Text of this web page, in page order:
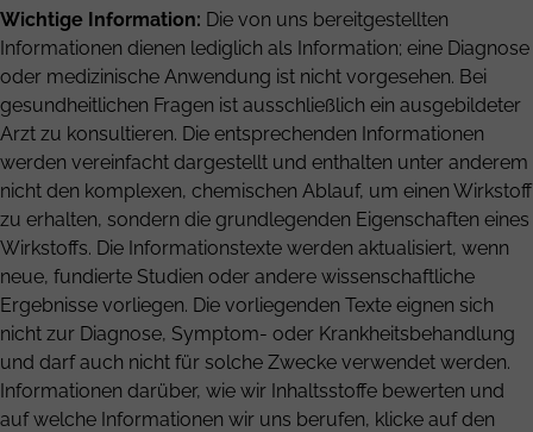
Wichtige Information: Die von uns bereitgestellten
Informationen dienen lediglich als Information; eine Diagnose
oder medizinische Anwendung ist nicht vorgesehen. Bei
gesundheitlichen Fragen ist ausschließlich ein ausgebildeter
Arzt zu konsultieren. Die entsprechenden Informationen
werden vereinfacht dargestellt und enthalten unter anderem
nicht den komplexen, chemischen Ablauf, um einen Wirkstoff
zu erhalten, sondern die grundlegenden Eigenschaften eines
Wirkstoffs. Die Informationstexte werden aktualisiert, wenn
neue, fundierte Studien oder andere wissenschaftliche
Ergebnisse vorliegen. Die vorliegenden Texte eignen sich
nicht zur Diagnose, Symptom- oder Krankheitsbehandlung
und darf auch nicht für solche Zwecke verwendet werden.
Informationen darüber, wie wir Inhaltsstoffe bewerten und
auf welche Informationen wir uns berufen, klicke auf den